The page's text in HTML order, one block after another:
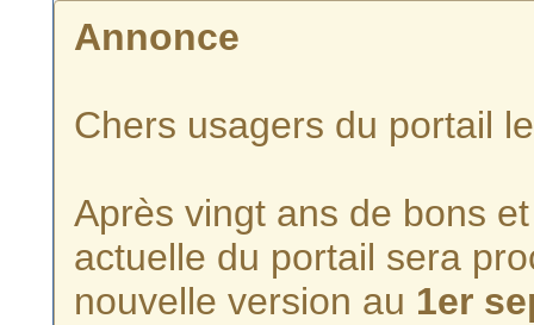
Annonce
Chers usagers du portail
Après vingt ans de bons
actuelle du portail sera
nouvelle version au 1er